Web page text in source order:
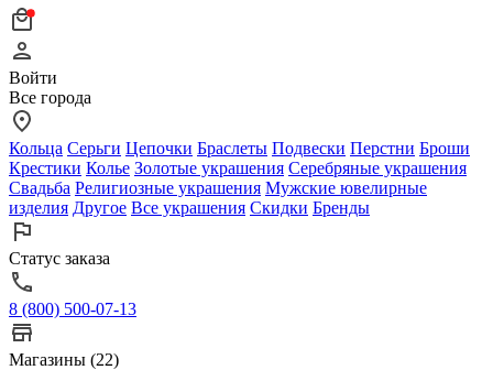
Войти
Все города
Кольца Серьги Цепочки Браслеты Подвески Перстни Броши
Крестики Колье Золотые украшения Серебряные украшения
Свадьба Религиозные украшения Мужские ювелирные
изделия Другое Все украшения Скидки Бренды
Статус заказа
8 (800) 500-07-13
Магазины (22)